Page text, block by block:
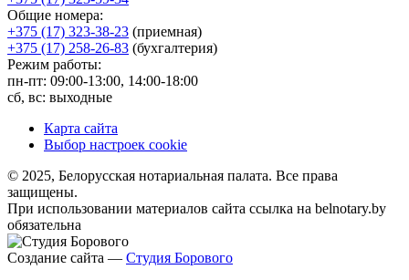
Общие номера:
+375 (17) 323-38-23 (приемная)
+375 (17) 258-26-83 (бухгалтерия)
Режим работы:
пн-пт: 09:00-13:00, 14:00-18:00
сб, вс: выходные
Карта сайта
Выбор настроек cookie
© 2025, Белорусская нотариальная палата. Все права
защищены.
При использовании материалов сайта ссылка на belnotary.by
обязательна
Создание сайта — Студия Борового